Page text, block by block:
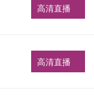
高清直播
高清直播